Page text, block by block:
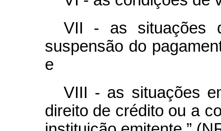
VII - as situações
suspensão do
e
VIII - as situações
direito de crédito ou a